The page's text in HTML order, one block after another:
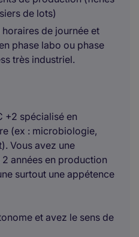
de lots)
horaires de journée et
phase labo ou phase
très industriel.
+2 spécialisé en
(ex : microbiologie,
Vous avez une
années en production
surtout une appétence
et avez le sens de